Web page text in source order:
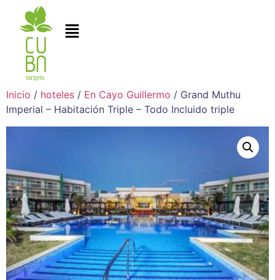
Inicio / hoteles / En Cayo Guillermo / Grand Muthu
Imperial – Habitación Triple – Todo Incluido triple